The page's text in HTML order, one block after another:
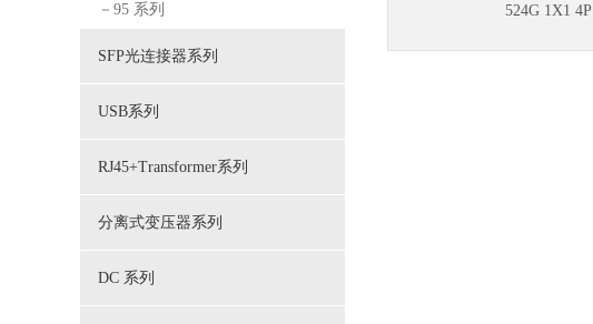
－95 系列
SFP光连接器系列
USB系列
RJ45+Transformer系列
分离式变压器系列
DC 系列
524G 1X1 4P